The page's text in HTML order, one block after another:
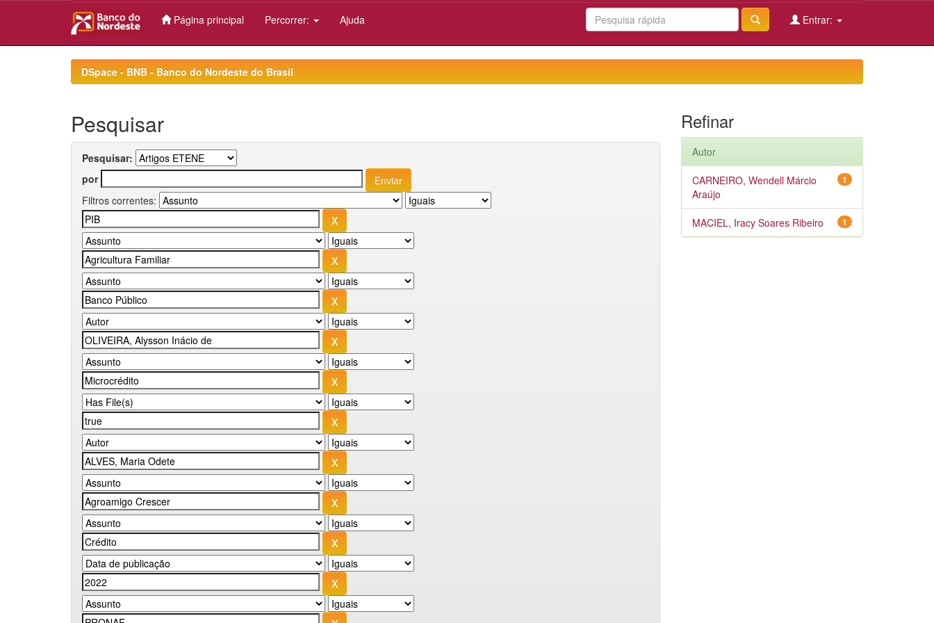
Página principal Percorrer: Ajuda Entrar:
DSpace - BNB - Banco do Nordeste do Brasil
Pesquisar
Pesquisar:
por
Filtros correntes:
Refinar
Autor
1
CARNEIRO, Wendell Márcio
Araújo
1
MACIEL, Iracy Soares Ribeiro